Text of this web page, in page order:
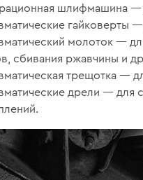
шлифмашина —
гайковерты
молоток —
сбивания ржавчины и
трещотка —
дрели — для